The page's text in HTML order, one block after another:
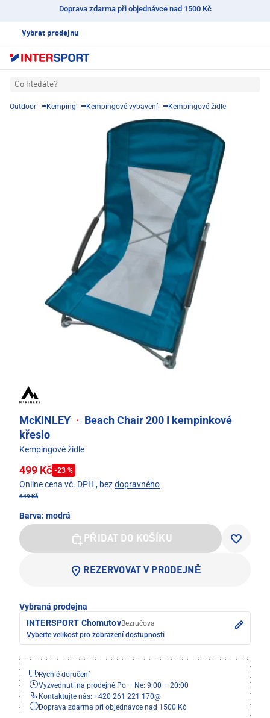
Doprava zdarma při objednávce nad 1500 Kč
Vybrat prodejnu
Co hledáte?
Outdoor Kemping Kempingové vybavení Kempingové židle
McKINLEY · Beach Chair 200 I kempinkové
křeslo
Kempingové židle
499 Kč -23 %
Online cena vč. DPH , bezdopravného
649 Kč
Barva: modrá
PŘIDAT DO KOŠÍKU
REZERVOVAT V PRODEJNĚ
Vybraná prodejna
INTERSPORT ChomutovBezručova
Vyberte velikost pro zobrazení dostupnosti
Rychlé doručení
Vyzvednutí na prodejně Po – Ne: 9:00 – 20:00
Kontaktujte nás: +420 261 221 170@
Doprava zdarma při objednávce nad 1500 Kč